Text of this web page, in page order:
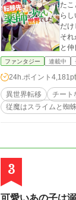
た
らしい。 神様にもらったものを握り締め、ドキドキしながら
だ
それが縁で、
と
まー
ファンタジー 連載中
24h.ポイント 4,181pt
異世界転移 チート
従魔はスライムと蜘
3
可愛いあの子は